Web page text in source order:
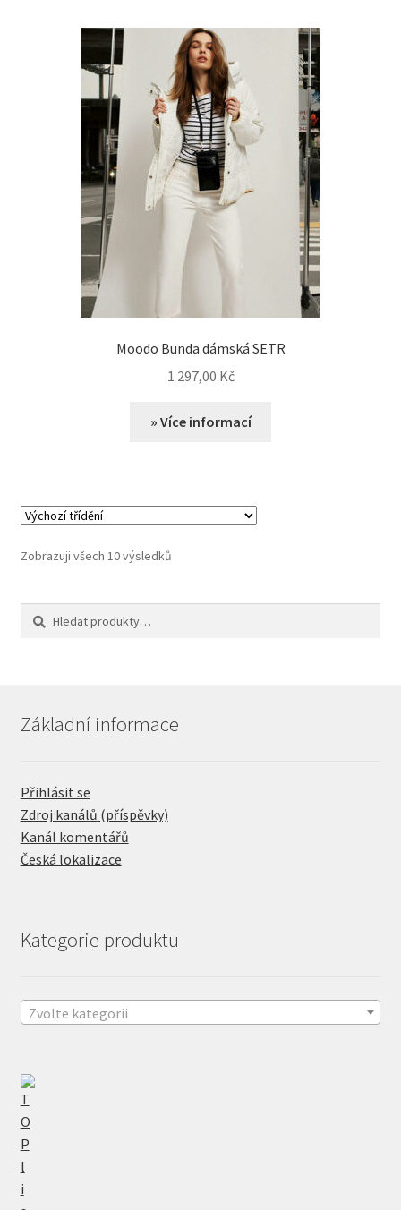
Moodo Bunda dámská SETR
1 297,00 Kč
» Více informací
Zobrazuji všech 10 výsledků
Hledat:
Hledat
Základní informace
Přihlásit se
Zdroj kanálů (příspěvky)
Kanál komentářů
Česká lokalizace
Kategorie produktu
Zvolte kategorii